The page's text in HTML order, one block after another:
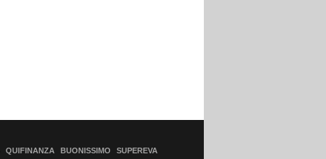
QUIFINANZA BUONISSIMO SUPEREVA